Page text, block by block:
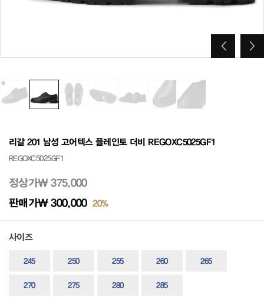
리갈 201 남성 고어텍스 플레인토 더비 REGOXC5025GF1
REGOXC5025GF1
정상가₩ 375,000
판매가₩ 300,000 20%
사이즈
245 250 255 260 265
270 275 280 285